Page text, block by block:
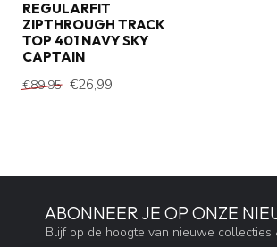
REGULARFIT
ZIPTHROUGH TRACK
TOP 401 NAVY SKY
CAPTAIN
€89,95 €26,99
ABONNEER JE OP ONZE
Blijf op de hoogte van nieuwe collecties